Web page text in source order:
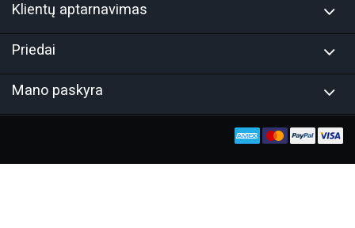
Klientų aptarnavimas
Priedai
Mano paskyra